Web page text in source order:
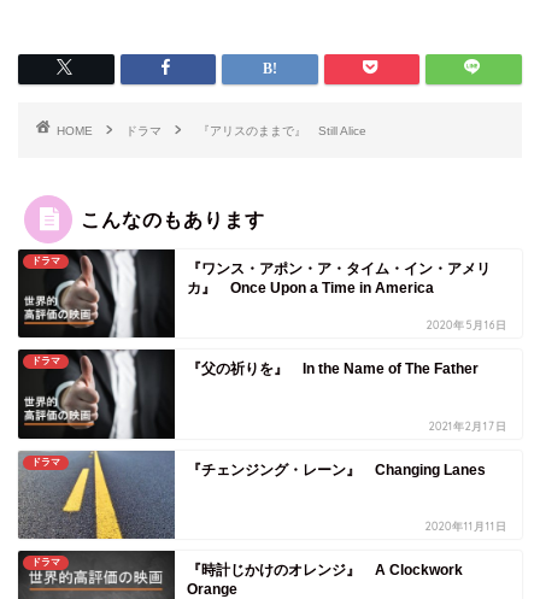
HOME ドラマ 『アリスのままで』 Still Alice
こんなのもあります
ドラマ
『ワンス・アポン・ア・タイム・イン・アメリ
カ』 Once Upon a Time in America
2020年5月16日
ドラマ 『父の祈りを』 In the Name of The Father
2021年2月17日
ドラマ 『チェンジング・レーン』 Changing Lanes
2020年11月11日
ドラマ
『時計じかけのオレンジ』 A Clockwork
Orange